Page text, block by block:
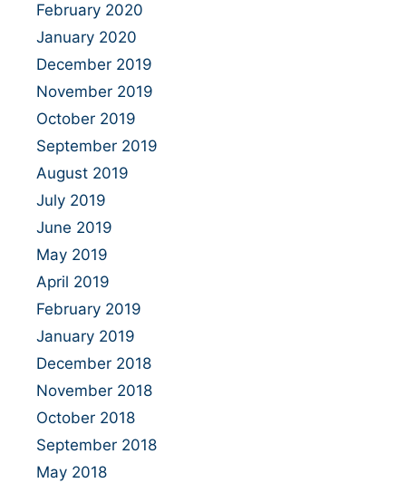
February 2020
January 2020
December 2019
November 2019
October 2019
September 2019
August 2019
July 2019
June 2019
May 2019
April 2019
February 2019
January 2019
December 2018
November 2018
October 2018
September 2018
May 2018